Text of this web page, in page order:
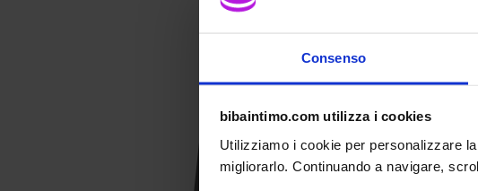
Consenso
bibaintimo.com utilizza i cookies
Utilizziamo i cookie per personalizzare
migliorarlo. Continuando a navigare,